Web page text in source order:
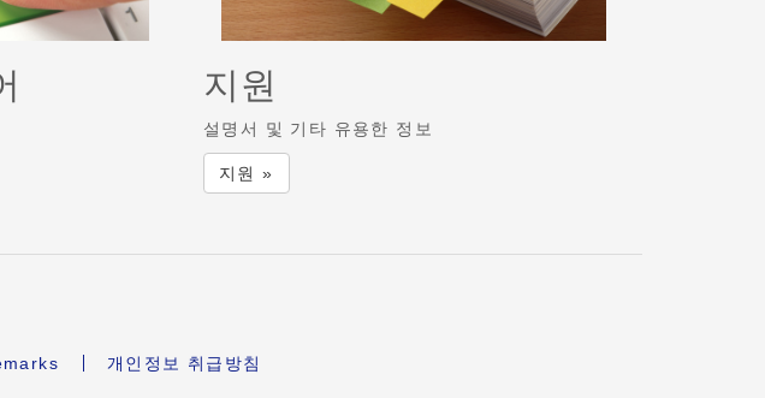
지원
설명서 및 기타 유용한 정보
지원 »
개인정보 취급방침